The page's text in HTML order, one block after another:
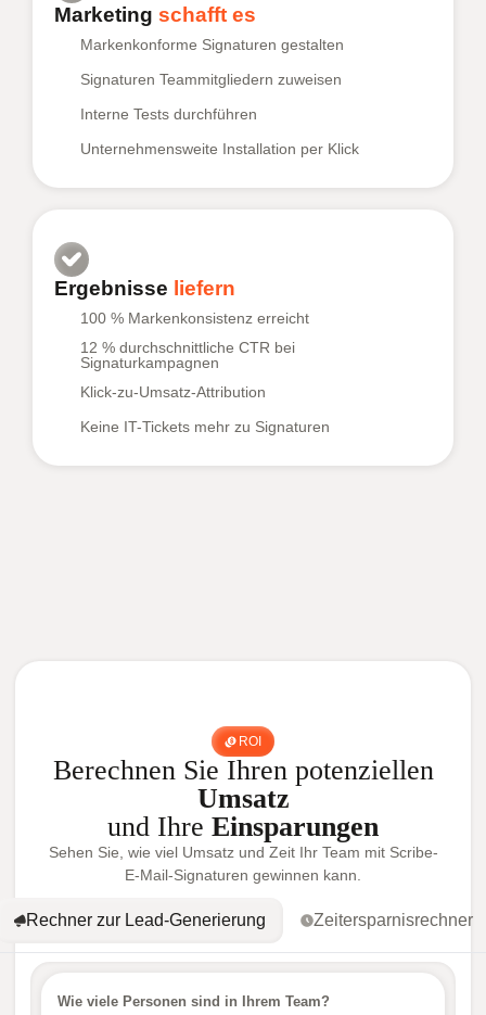
Marketing schafft es
Markenkonforme Signaturen gestalten
Signaturen Teammitgliedern zuweisen
Interne Tests durchführen
Unternehmensweite Installation per Klick
Ergebnisse liefern
100 % Markenkonsistenz erreicht
12 % durchschnittliche CTR bei
Signaturkampagnen
Klick-zu-Umsatz-Attribution
Keine IT-Tickets mehr zu Signaturen
ROI
Berechnen Sie Ihren potenziellen
Umsatz
und Ihre Einsparungen
Sehen Sie, wie viel Umsatz und Zeit Ihr Team mit Scribe-
E-Mail-Signaturen gewinnen kann.
Rechner zur Lead-Generierung Zeitersparnisrechner
Wie viele Personen sind in Ihrem Team?